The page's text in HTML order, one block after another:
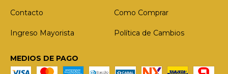
Contacto Como Comprar
Ingreso Mayorista Política de Cambios
MEDIOS DE PAGO